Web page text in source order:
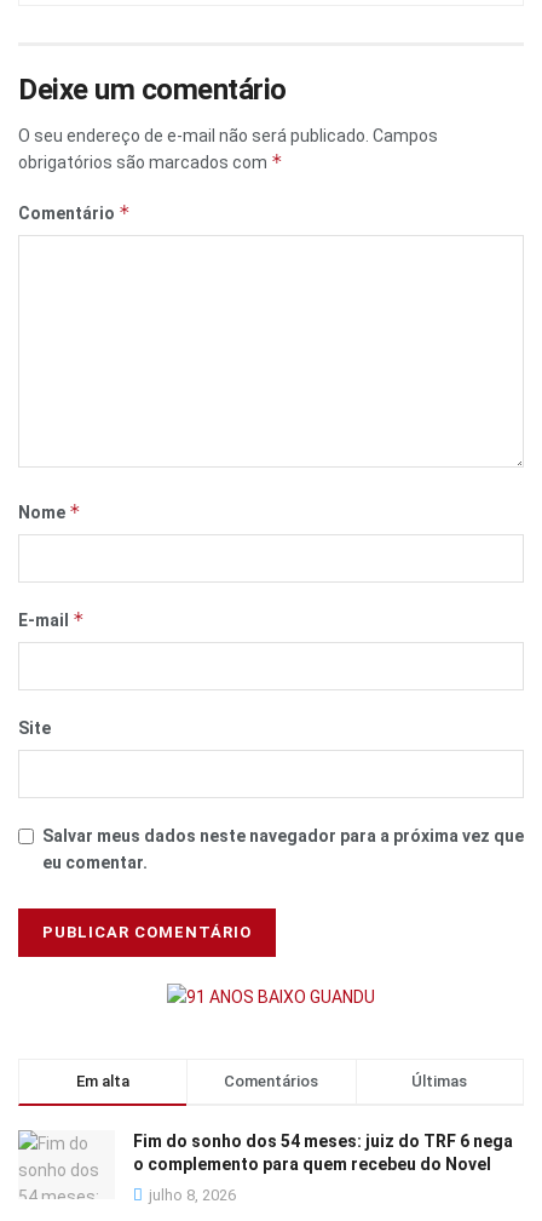
Deixe um comentário
O seu endereço de e-mail não será publicado. Campos
obrigatórios são marcados com *
Comentário *
Nome *
E-mail *
Site
Salvar meus dados neste navegador para a próxima vez que
eu comentar.
Em alta Comentários Últimas
Fim do sonho dos 54 meses: juiz do TRF 6 nega
o complemento para quem recebeu do Novel
julho 8, 2026